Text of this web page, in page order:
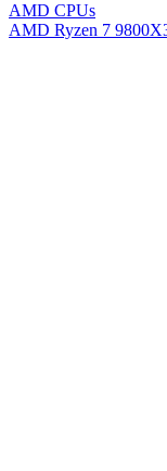
AMD CPUs
AMD Ryzen 7